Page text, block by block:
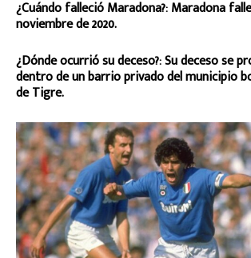
¿Cuándo falleció Maradona?: Maradona
noviembre de 2020.
¿Dónde ocurrió su deceso?: Su deceso se
dentro de un barrio privado del municipio
de Tigre.